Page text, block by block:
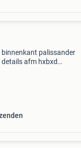
palissander
afm hxbxd